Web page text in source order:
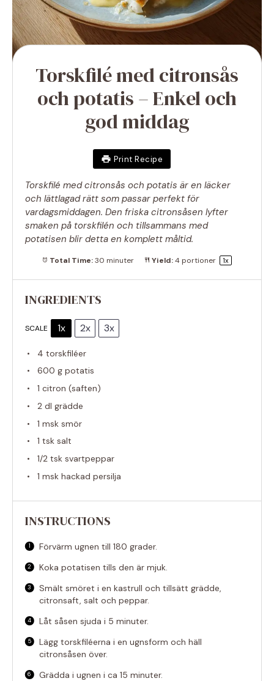
Torskfilé med citronsås
och potatis – Enkel och
god middag
Print Recipe
Torskfilé med citronsås och potatis är en läcker
och lättlagad rätt som passar perfekt för
vardagsmiddagen. Den friska citronsåsen lyfter
smaken på torskfilén och tillsammans med
potatisen blir detta en komplett måltid.
Total Time: 30 minuter Yield: 4 portioner 1x
INGREDIENTS
SCALE 1x 2x 3x
4 torskfiléer
600 g potatis
1 citron (saften)
2 dl grädde
1 msk smör
1 tsk salt
1/2 tsk svartpeppar
1 msk hackad persilja
INSTRUCTIONS
Förvärm ugnen till 180 grader.
Koka potatisen tills den är mjuk.
Smält smöret i en kastrull och tillsätt grädde,
citronsaft, salt och peppar.
Låt såsen sjuda i 5 minuter.
Lägg torskfiléerna i en ugnsform och häll
citronsåsen över.
Grädda i ugnen i ca 15 minuter.